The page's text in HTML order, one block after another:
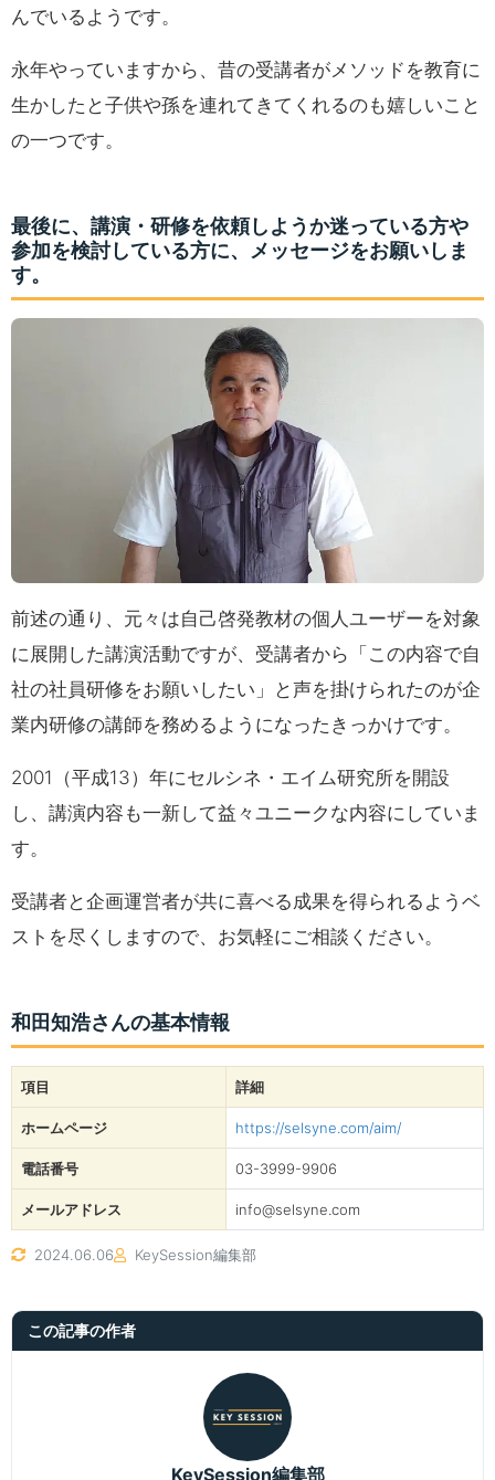
んでいるようです。
永年やっていますから、昔の受講者がメソッドを教育に
生かしたと子供や孫を連れてきてくれるのも嬉しいこと
の一つです。
最後に、講演・研修を依頼しようか迷っている方や
参加を検討している方に、メッセージをお願いしま
す。
前述の通り、元々は自己啓発教材の個人ユーザーを対象
に展開した講演活動ですが、受講者から「この内容で自
社の社員研修をお願いしたい」と声を掛けられたのが企
業内研修の講師を務めるようになったきっかけです。
2001（平成13）年にセルシネ・エイム研究所を開設
し、講演内容も一新して益々ユニークな内容にしていま
す。
受講者と企画運営者が共に喜べる成果を得られるようベ
ストを尽くしますので、お気軽にご相談ください。
和田知浩さんの基本情報
項目 詳細
ホームページ https://selsyne.com/aim/
電話番号 03-3999-9906
メールアドレス info@selsyne.com
2024.06.06 KeySession編集部
この記事の作者
KeySession編集部